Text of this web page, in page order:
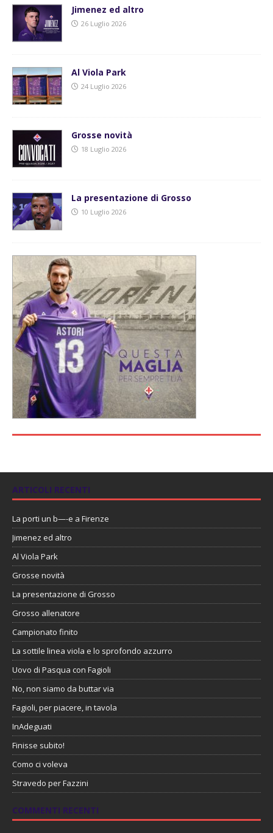
Jimenez ed altro
26 Luglio 2026
Al Viola Park
24 Luglio 2026
Grosse novità
18 Luglio 2026
La presentazione di Grosso
10 Luglio 2026
ARTICOLI RECENTI
La porti un b—-e a Firenze
Jimenez ed altro
Al Viola Park
Grosse novità
La presentazione di Grosso
Grosso allenatore
Campionato finito
La sottile linea viola e lo sprofondo azzurro
Uovo di Pasqua con Fagioli
No, non siamo da buttar via
Fagioli, per piacere, in tavola
InAdeguati
Finisse subito!
Como ci voleva
Stravedo per Fazzini
COMMENTI RECENTI